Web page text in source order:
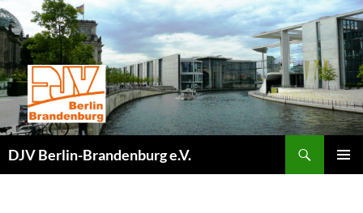
Zum
Inhalt
springen
DJV Berlin-Brandenburg e.V.